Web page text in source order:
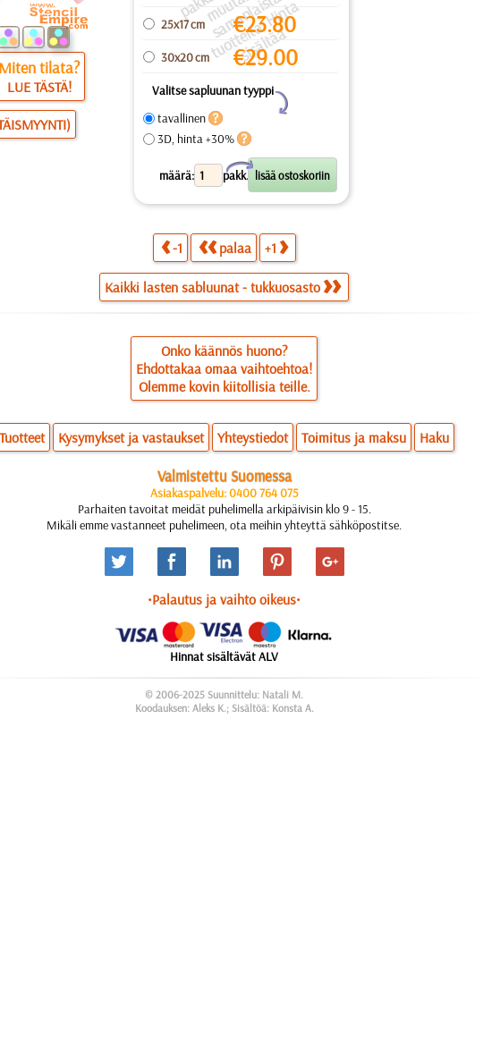
Miten tilata?
LUE TÄSTÄ!
a
a
u
a
s
ai
a
ei
a
ä
25x17 cm €23.80
30x20 cm €29.00
Valitse sapluunan tyyppi
Y
tavallinen
3D, hinta +30%
määrä: pakk.
X
-1 palaa +1
Kaikki lasten sabluunat - tukkuosasto
Onko käännös huono?
Ehdottakaa omaa vaihtoehtoa!
Olemme kovin kiitollisia teille.
Tuotteet Kysymykset ja vastaukset Yhteystiedot Toimitus ja maksu Haku
Valmistettu Suomessa
Asiakaspalvelu: 0400 764 075
Parhaiten tavoitat meidät puhelimella arkipäivisin klo 9 - 15.
Mikäli emme vastanneet puhelimeen, ota meihin yhteyttä sähköpostitse.
•Palautus ja vaihto oikeus•
Hinnat sisältävät ALV
© 2006-2025 Suunnittelu: Natali M.
Koodauksen: Aleks K.; Sisältöä: Konsta A.